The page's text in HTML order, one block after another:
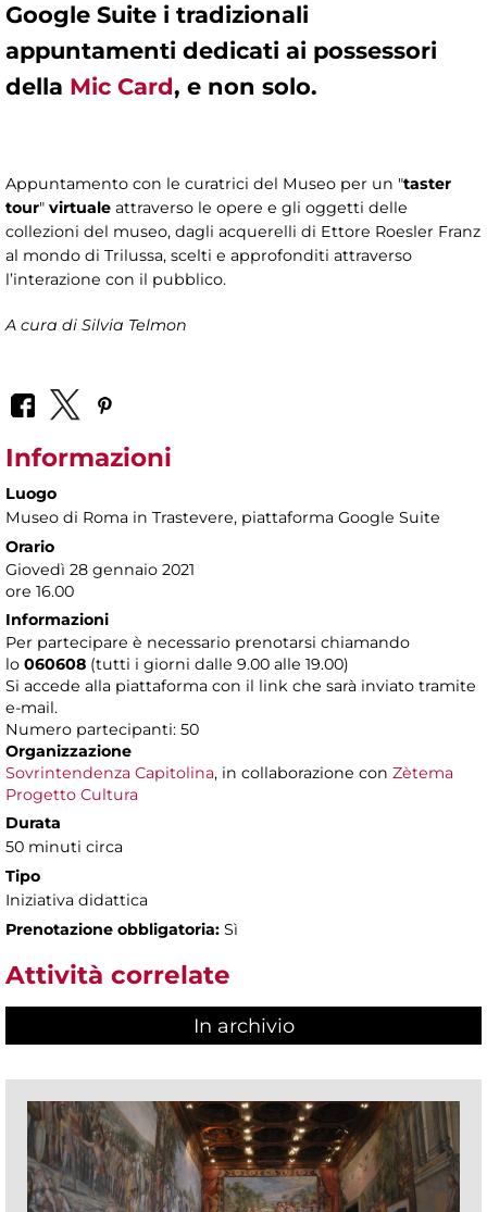
Google Suite i tradizionali
appuntamenti dedicati ai possessori
della Mic Card, e non solo.
Appuntamento con le curatrici del Museo per un "taster
tour" virtuale attraverso le opere e gli oggetti delle
collezioni del museo, dagli acquerelli di Ettore Roesler Franz
al mondo di Trilussa, scelti e approfonditi attraverso
l’interazione con il pubblico.
A cura di Silvia Telmon
Informazioni
Luogo
Museo di Roma in Trastevere, piattaforma Google Suite
Orario
Giovedì 28 gennaio 2021
ore 16.00
Informazioni
Per partecipare è necessario prenotarsi chiamando
lo 060608 (tutti i giorni dalle 9.00 alle 19.00)
Si accede alla piattaforma con il link che sarà inviato tramite
e-mail.
Numero partecipanti: 50
Organizzazione
Sovrintendenza Capitolina, in collaborazione con Zètema
Progetto Cultura
Durata
50 minuti circa
Tipo
Iniziativa didattica
Prenotazione obbligatoria: Sì
Attività correlate
In archivio